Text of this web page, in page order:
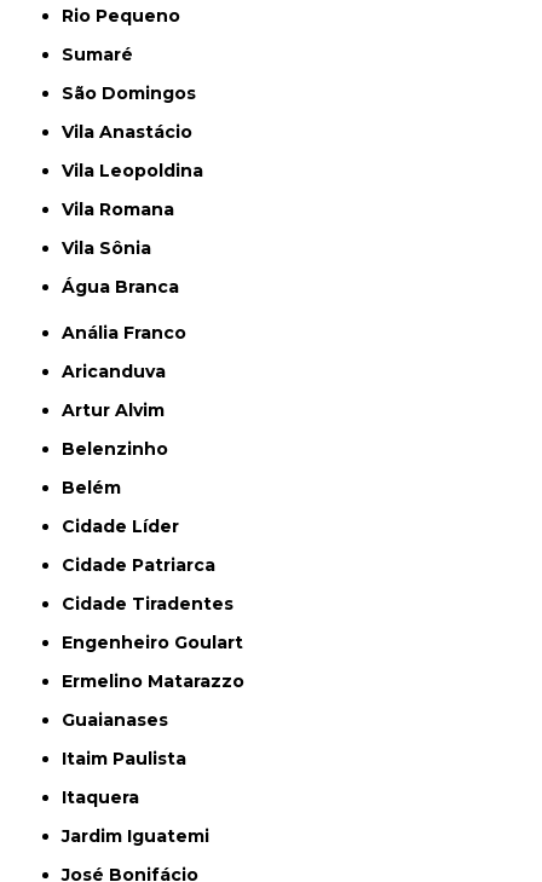
Rio Pequeno
Sumaré
São Domingos
Vila Anastácio
Vila Leopoldina
Vila Romana
Vila Sônia
Água Branca
Anália Franco
Aricanduva
Artur Alvim
Belenzinho
Belém
Cidade Líder
Cidade Patriarca
Cidade Tiradentes
Engenheiro Goulart
Ermelino Matarazzo
Guaianases
Itaim Paulista
Itaquera
Jardim Iguatemi
José Bonifácio